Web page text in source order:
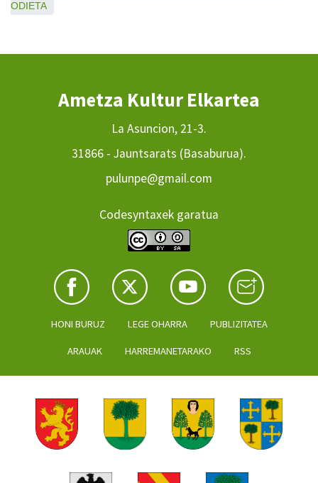
ODIETA
Ametza Kultur Elkartea
La Asuncion, 21-3.
31866 - Jauntsarats (Basaburua).
pulunpe@gmail.com
Codesyntaxek garatua
HONI BURUZ LEGE OHARRA PUBLIZITATEA
ARAUAK HARREMANETARAKO RSS